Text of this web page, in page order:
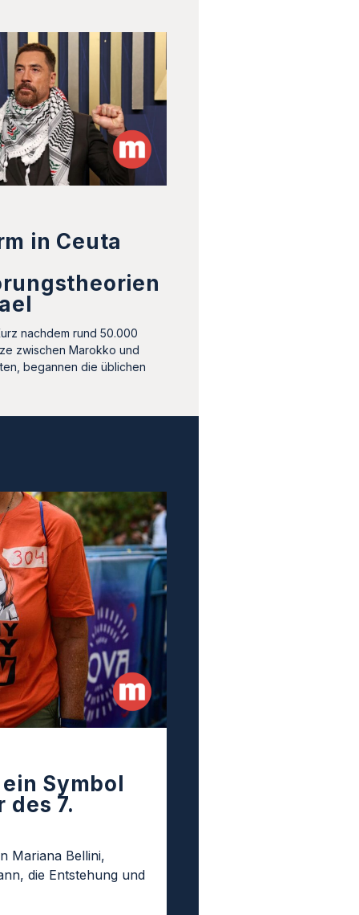
in Ceuta
nachdem rund 50.000
zwischen Marokko und
begannen die üblichen
Symbol
des 7.
Mariana Bellini,
die Entstehung und